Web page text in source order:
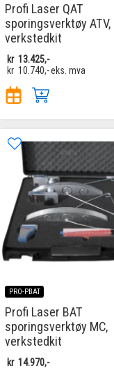
Profi Laser QAT
sporingsverktøy ATV,
verkstedkit
kr 13.425,-
kr 10.740,-eks. mva
PRO-PBAT
Profi Laser BAT
sporingsverktøy MC,
verkstedkit
kr 14.970,-